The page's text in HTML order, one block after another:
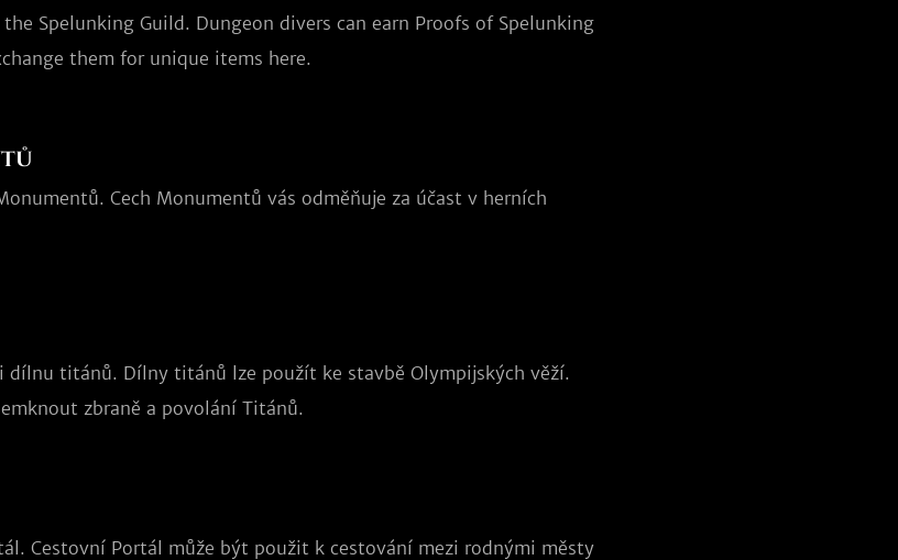
Spelunking Guild. Dungeon divers can earn Proofs of Spelunking
them for unique items here.
Cech Monumentů vás odměňuje za účast v herních
dílnu titánů. Dílny titánů lze použít ke stavbě Olympijských věží.
zbraně a povolání Titánů.
Cestovní Portál může být použit k cestování mezi rodnými městy